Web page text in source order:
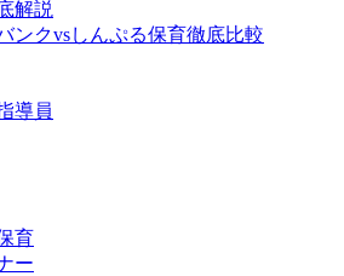
解説
ンクvsしんぷる保育徹底比較
導員
育
ー